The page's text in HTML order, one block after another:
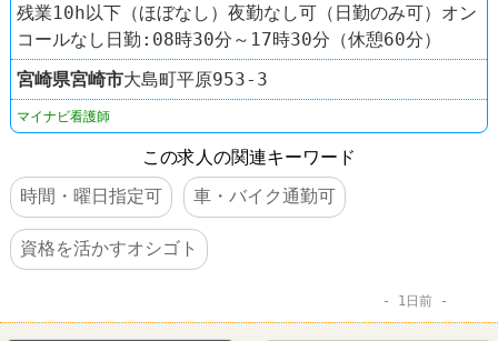
残業10h以下（ほぼなし）夜勤なし可（日勤のみ可）オン
コールなし日勤:08時30分～17時30分（休憩60分）
宮崎県宮崎市大島町平原953-3
マイナビ看護師
この求人の関連キーワード
時間・曜日指定可
車・バイク通勤可
資格を活かすオシゴト
1日前